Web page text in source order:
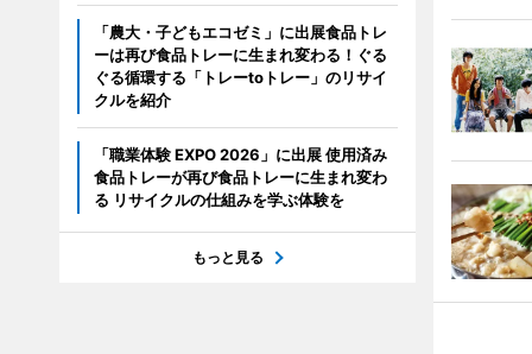
「農大・子どもエコゼミ」に出展食品トレ
ーは再び食品トレーに生まれ変わる！ぐる
ぐる循環する「トレーtoトレー」のリサイ
クルを紹介
「職業体験 EXPO 2026」に出展 使用済み
食品トレーが再び食品トレーに生まれ変わ
る リサイクルの仕組みを学ぶ体験を
もっと見る